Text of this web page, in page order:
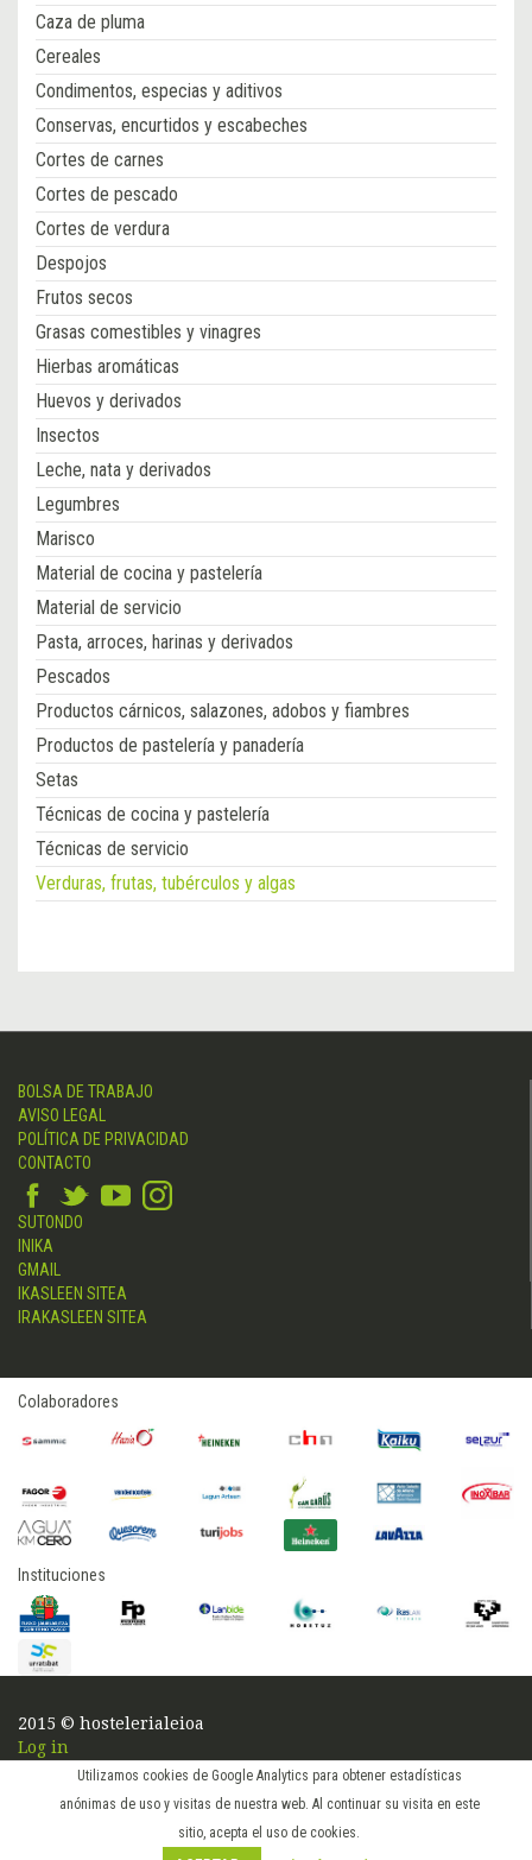
Utilizamos cookies de Google Analytics para obtener estadísticas
anónimas de uso y visitas de nuestra web. Al continuar su visita en este
sitio, acepta el uso de cookies.
Caza de pluma
Cereales
Condimentos, especias y aditivos
Conservas, encurtidos y escabeches
Cortes de carnes
Cortes de pescado
Cortes de verdura
Despojos
Frutos secos
Grasas comestibles y vinagres
Hierbas aromáticas
Huevos y derivados
Insectos
Leche, nata y derivados
Legumbres
Marisco
Material de cocina y pastelería
Material de servicio
Pasta, arroces, harinas y derivados
Pescados
Productos cárnicos, salazones, adobos y fiambres
Productos de pastelería y panadería
Setas
Técnicas de cocina y pastelería
Técnicas de servicio
Verduras, frutas, tubérculos y algas
BOLSA DE TRABAJO
AVISO LEGAL
POLÍTICA DE PRIVACIDAD
CONTACTO
SUTONDO
INIKA
GMAIL
IKASLEEN SITEA
IRAKASLEEN SITEA
Colaboradores
Instituciones
2015 © hostelerialeioa
Log in